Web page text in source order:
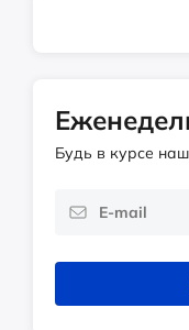
Будь в курсе